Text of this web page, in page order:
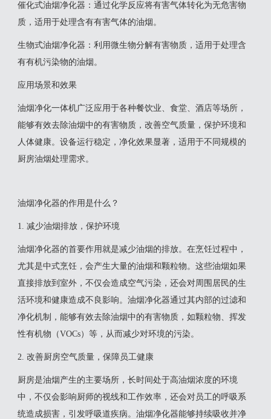
‌催化式油烟净化器‌：通过化学反应将有害气体转化为无危害物
质，适用于处理含有有害气体的油烟。
‌生物式油烟净化器‌：利用微生物分解有害物质，适用于处理含
有有机污染物的油烟‌。
应用场景和效果
油烟净化一体机广泛应用于各种餐饮业、食堂、酒店等场所，
能够有效去除油烟中的有害物质，改善空气质量，保护环境和
人体健康。设备运行稳定，净化效果显著，适用于不同规模的
厨房油烟处理需求‌。
油烟净化器的作用是什么？
1. 减少油烟排放，保护环境
油烟净化器的首要作用就是减少油烟的排放。在烹饪过程中，
尤其是中式烹饪，会产生大量的油烟和颗粒物。这些油烟如果
直接排放到室外，不仅会造成空气污染，还会对周围居民的生
活环境和健康造成不良影响。油烟净化器通过其内部的过滤和
净化机制，能够有效去除油烟中的有害物质，如颗粒物、挥发
性有机物（VOCs）等，从而减少对环境的污染。
2. 改善厨房空气质量，保障员工健康
厨房是油烟产生的主要场所，长时间处于高油烟浓度的环境
中，不仅会影响厨师的视线和工作效率，还会对员工的呼吸系
统造成损害，引发呼吸道疾病。油烟净化器能够持续吸收并净